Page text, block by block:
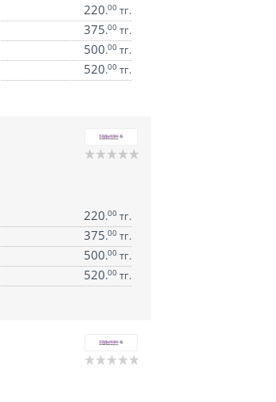
220.00тг.
375.00тг.
500.00тг.
520.00тг.
220.00тг.
375.00тг.
500.00тг.
520.00тг.